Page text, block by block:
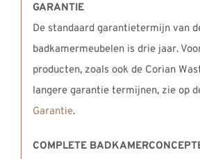
GARANTIE
De standaard garantietermijn van
badkamermeubelen is drie jaar.
producten, zoals ook de Corian
langere garantie termijnen, zie op
Garantie.
COMPLETE